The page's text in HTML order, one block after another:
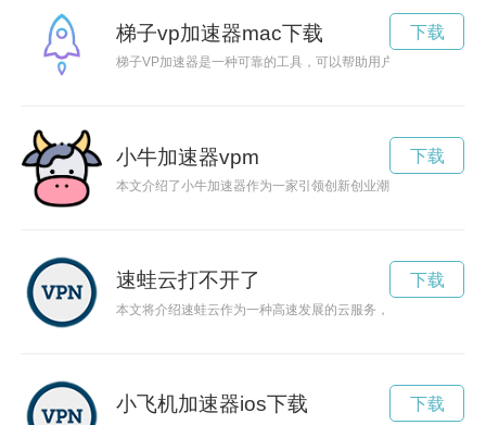
梯子vp加速器mac下载
梯子VP加速器是一种可靠的工具，可以帮助用户解锁地理限制
下载
小牛加速器vpm
本文介绍了小牛加速器作为一家引领创新创业潮流的孵化平台
下载
速蛙云打不开了
本文将介绍速蛙云作为一种高速发展的云服务，其提供的灵活
下载
小飞机加速器ios下载 下载